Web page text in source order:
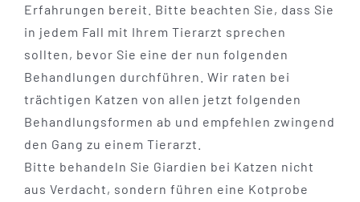
Erfahrungen bereit. Bitte beachten Sie, dass Sie
in jedem Fall mit Ihrem Tierarzt sprechen
sollten, bevor Sie eine der nun folgenden
Behandlungen durchführen. Wir raten bei
trächtigen Katzen von allen jetzt folgenden
Behandlungsformen ab und empfehlen zwingend
den Gang zu einem Tierarzt.
Bitte behandeln Sie Giardien bei Katzen nicht
aus Verdacht, sondern führen eine Kotprobe